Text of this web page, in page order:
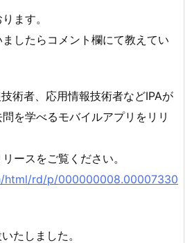
ます。
したらコメント欄にて教えてい
術者、応用情報技術者などIPAが
を学べるモバイルアプリをリリ
ースをご覧ください。
html/rd/p/000000008.00007330
たしました。